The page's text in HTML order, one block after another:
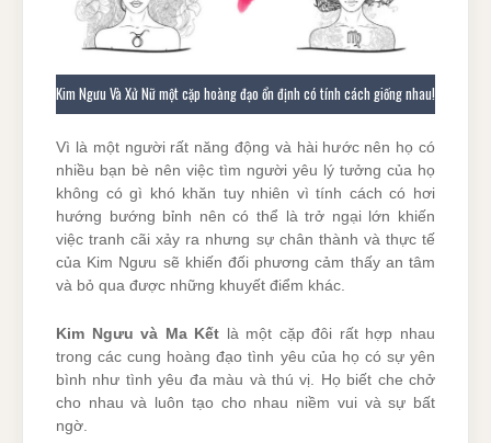
Kim Ngưu Và Xử Nữ một cặp hoàng đạo ổn định có tính cách giống nhau!
Vì là một người rất năng động và hài hước nên họ có
nhiều bạn bè nên việc tìm người yêu lý tưởng của họ
không có gì khó khăn tuy nhiên vì tính cách có hơi
hướng bướng bỉnh nên có thể là trở ngại lớn khiến
việc tranh cãi xảy ra nhưng sự chân thành và thực tế
của Kim Ngưu sẽ khiến đối phương cảm thấy an tâm
và bỏ qua được những khuyết điểm khác.
Kim Ngưu và Ma Kết là một cặp đôi rất hợp nhau
trong các cung hoàng đạo tình yêu của họ có sự yên
bình như tình yêu đa màu và thú vị. Họ biết che chở
cho nhau và luôn tạo cho nhau niềm vui và sự bất
ngờ.